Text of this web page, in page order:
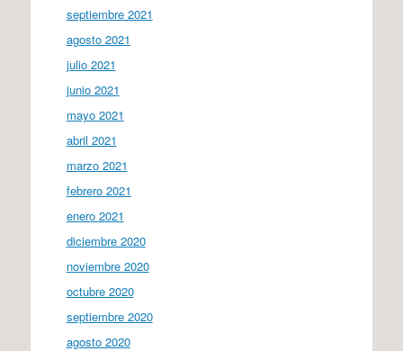
septiembre 2021
agosto 2021
julio 2021
junio 2021
mayo 2021
abril 2021
marzo 2021
febrero 2021
enero 2021
diciembre 2020
noviembre 2020
octubre 2020
septiembre 2020
agosto 2020